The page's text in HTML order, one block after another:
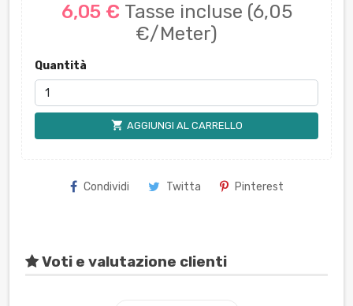
6,05 € Tasse incluse (6,05
€/Meter)
Quantità
shopping_cart AGGIUNGI AL CARRELLO
Condividi Twitta Pinterest
Voti e valutazione clienti